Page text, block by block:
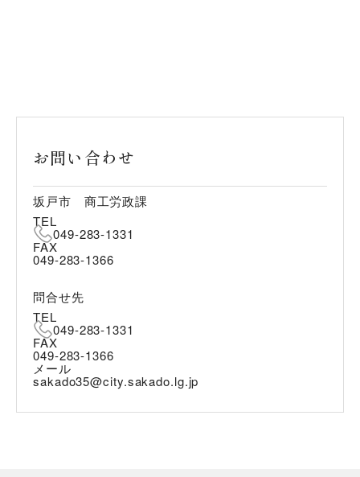
お問い合わせ
坂戸市 商工労政課
TEL
049-283-1331
FAX
049-283-1366
問合せ先
TEL
049-283-1331
FAX
049-283-1366
メール
sakado35@city.sakado.lg.jp